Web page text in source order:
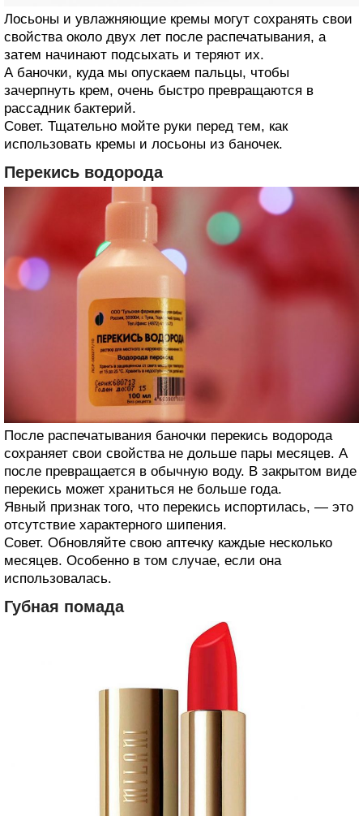
Лосьоны и увлажняющие кремы могут сохранять свои
свойства около двух лет после распечатывания, а
затем начинают подсыхать и теряют их.
А баночки, куда мы опускаем пальцы, чтобы
зачерпнуть крем, очень быстро превращаются в
рассадник бактерий.
Совет. Тщательно мойте руки перед тем, как
использовать кремы и лосьоны из баночек.
Перекись водорода
После распечатывания баночки перекись водорода
сохраняет свои свойства не дольше пары месяцев. А
после превращается в обычную воду. В закрытом виде
перекись может храниться не больше года.
Явный признак того, что перекись испортилась, — это
отсутствие характерного шипения.
Совет. Обновляйте свою аптечку каждые несколько
месяцев. Особенно в том случае, если она
использовалась.
Губная помада